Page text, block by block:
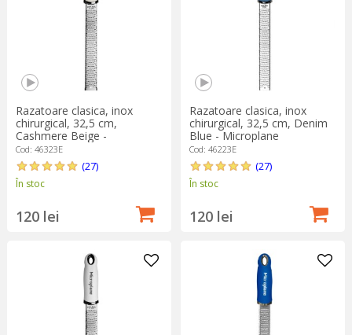
Razatoare clasica, inox
chirurgical, 32,5 cm,
Cashmere Beige -
Microplane
Cod: 46323E
(27)
În stoc
120 lei
Razatoare clasica, inox
chirurgical, 32,5 cm, Denim
Blue - Microplane
Cod: 46223E
(27)
În stoc
120 lei